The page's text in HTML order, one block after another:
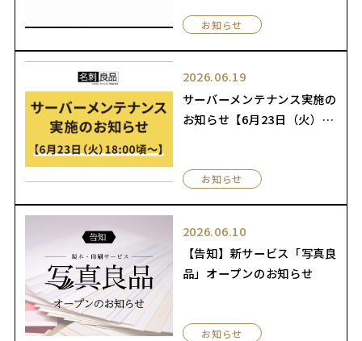
お知らせ
2026.06.19
サーバーメンテナンス実施の
お知らせ【6月23日（火）1
お知らせ
2026.06.10
【告知】新サービス「写真良
品」オープンのお知らせ
お知らせ